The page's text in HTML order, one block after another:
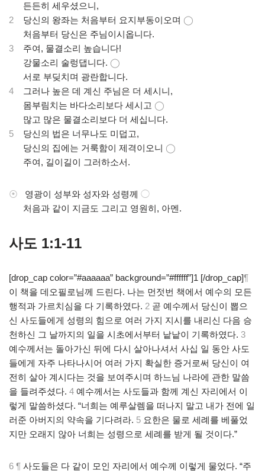
든든히 세우셨으니,
2 당신의 왕좌는 처음부터 요지부동이오며 ◯
처음부터 당신은 주님이시옵니다.
3 주여, 물결소리 높습니다!
강물소리 술렁댑니다. ◯
서로 부딪치며 광란합니다.
4 그러나 높은 데 계신 주님은 더 세시니,
몸부림치는 바다소리보다 세시고 ◯
많고 많은 물결소리보다 더 세십니다.
5 당신의 법은 너무나도 미덥고,
당신의 집에는 거룩함이 제격이오니 ◯
주여, 길이길이 그러하소서.
⦿ 영광이 성부와 성자와 성령께 ◯
처음과 같이 지금도 그리고 영원히, 아멘.
사도 1:1-11
[drop_cap color=”#aaaaaa” background=”#ffffff”]1 [/drop_cap]¶
이 책을 데오필로님께 드린다. 나는 먼젓번 책에서 예수의 모든
행적과 가르치심을 다 기록하였다. 2 곧 예수께서 당신이 뽑으
신 사도들에게 성령의 힘으로 여러 가지 지시를 내리신 다음 승
천하신 그 날까지의 일을 시초에서부터 낱낱이 기록하였다. 3
예수께서는 돌아가신 뒤에 다시 살아나셔서 사십 일 동안 사도
들에게 자주 나타나시어 여러 가지 확실한 증거로써 당신이 여
전히 살아 계시다는 것을 보여주시며 하느님 나라에 관한 말씀
을 들려주셨다. 4 예수께서는 사도들과 함께 계신 자리에서 이
렇게 말씀하셨다. “너희는 예루살렘을 떠나지 말고 내가 전에 일
러준 아버지의 약속을 기다려라. 5 요한은 물로 세례를 베풀었
지만 오래지 않아 너희는 성령으로 세례를 받게 될 것이다.”
6 ¶ 사도들은 다 같이 모인 자리에서 예수께 이렇게 물었다. “주